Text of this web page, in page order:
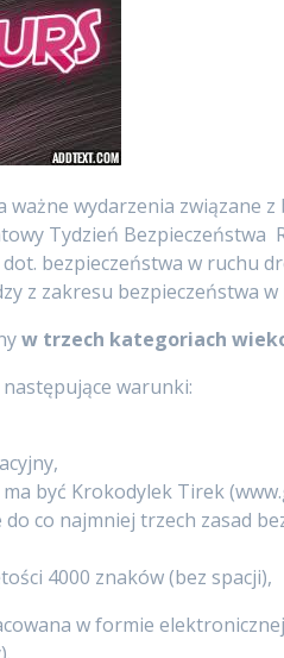
ważne wydarzenia związane
Tydzień
dot. bezpieczeństwa w ruchu
z zakresu bezpieczeństwa
w trzech kategoriach
warunki:
być Krokodylek Tirek
co najmniej trzech zasad
4000 znaków (bez spacji),
w formie